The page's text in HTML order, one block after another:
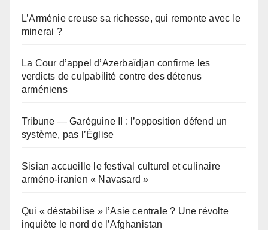
L’Arménie creuse sa richesse, qui remonte avec le
minerai ?
La Cour d’appel d’Azerbaïdjan confirme les
verdicts de culpabilité contre des détenus
arméniens
Tribune — Garéguine II : l’opposition défend un
système, pas l’Église
Sisian accueille le festival culturel et culinaire
arméno-iranien « Navasard »
Qui « déstabilise » l’Asie centrale ? Une révolte
inquiète le nord de l’Afghanistan